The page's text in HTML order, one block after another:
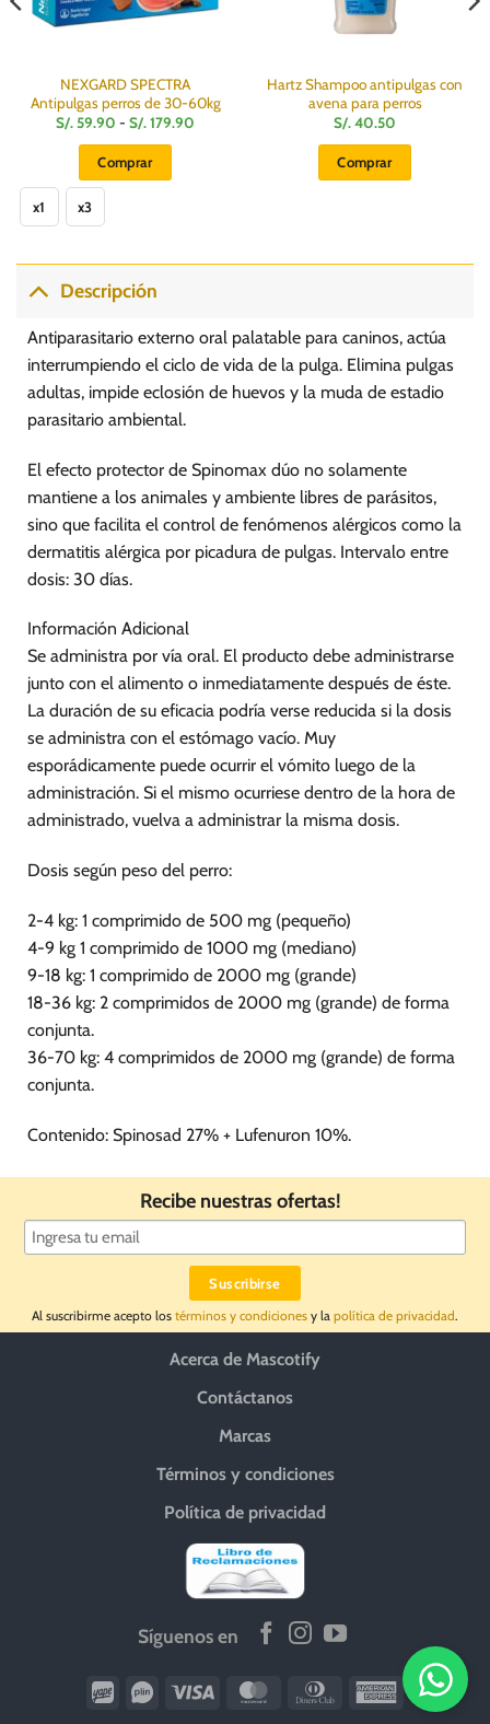
NEXGARD SPECTRA
Antipulgas perros de 30-60kg
S/. 59.90 - S/.179.90
Comprar
variantes.
pueden
elegir
en
página
x1 x3
Hartz Shampoo antipulgas con
avena para perros
S/.40.50
Comprar
Descripción
Antiparasitario externo oral palatable para caninos, actúa
interrumpiendo el ciclo de vida de la pulga. Elimina pulgas
adultas, impide eclosión de huevos y la muda de estadio
parasitario ambiental.
El efecto protector de Spinomax dúo no solamente
mantiene a los animales y ambiente libres de parásitos,
sino que facilita el control de fenómenos alérgicos como la
dermatitis alérgica por picadura de pulgas. Intervalo entre
dosis: 30 días.
Información Adicional
Se administra por vía oral. El producto debe administrarse
junto con el alimento o inmediatamente después de éste.
La duración de su eficacia podría verse reducida si la dosis
se administra con el estómago vacío. Muy
esporádicamente puede ocurrir el vómito luego de la
administración. Si el mismo ocurriese dentro de la hora de
administrado, vuelva a administrar la misma dosis.
Dosis según peso del perro:
2-4 kg: 1 comprimido de 500 mg (pequeño)
4-9 kg 1 comprimido de 1000 mg (mediano)
9-18 kg: 1 comprimido de 2000 mg (grande)
18-36 kg: 2 comprimidos de 2000 mg (grande) de forma
conjunta.
36-70 kg: 4 comprimidos de 2000 mg (grande) de forma
conjunta.
Contenido: Spinosad 27% + Lufenuron 10%.
Recibe nuestras ofertas!
Al suscribirme acepto los términos y condiciones y la política de privacidad.
Acerca de Mascotify
Contáctanos
Marcas
Términos y condiciones
Política de privacidad
Síguenos en
Wirecard
Vipps Visa MasterCardDinners
American
Express